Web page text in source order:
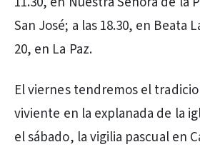
San José; a las 18.30, en Beata
20, en La Paz.
El viernes tendremos el
viviente en la explanada de la
el sábado, la vigilia pascual en